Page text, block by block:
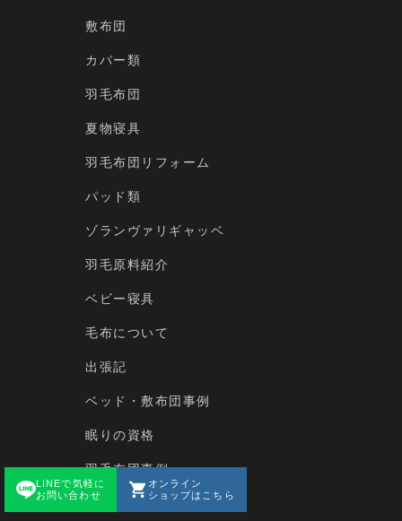
敷布団
カバー類
羽毛布団
夏物寝具
羽毛布団リフォーム
パッド類
ゾランヴァリギャッベ
羽毛原料紹介
ベビー寝具
毛布について
出張記
ベッド・敷布団事例
眠りの資格
羽毛布団事例
商品
LINEで気軽に
お問い合わせ
オンライン
ショップはこちら